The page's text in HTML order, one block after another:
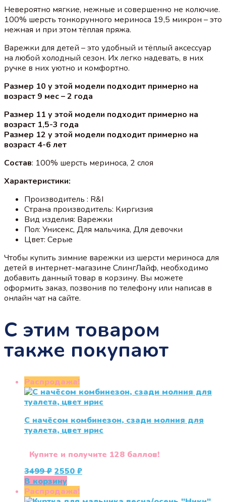
Невероятно мягкие, нежные и совершенно не колючие.
100% шерсть тонкорунного мериноса 19,5 микрон – это
нежная и при этом тёплая пряжа.
Варежки для детей – это удобный и тёплый аксессуар
на любой холодный сезон. Их легко надевать, в них
ручке в них уютно и комфортно.
Размер 10 у этой модели подходит примерно на
возраст 9 мес – 2 года
Размер 11 у этой модели подходит примерно на
возраст 1,5-3 года
Размер 12 у этой модели подходит примерно на
возраст 4-6 лет
Состав: 100% шерсть мериноса, 2 слоя
Характеристики:
Производитель : R&I
Страна производитель: Киргизия
Вид изделия: Варежки
Пол: Унисекс, Для мальчика, Для девочки
Цвет: Серые
Чтобы купить зимние варежки из шерсти мериноса для
детей в интернет-магазине СлингЛайф, необходимо
добавить данный товар в корзину. Вы можете
оформить заказ, позвонив по телефону или написав в
онлайн чат на сайте.
С этим товаром
также покупают
Распродажа!
С начёсом комбинезон, сзади молния для
туалета, цвет ирис
Купите и получите 128 баллов!
3499₽ Первоначальная
цена
составляла
2550 ₽Текущая
В корзину
Распродажа!